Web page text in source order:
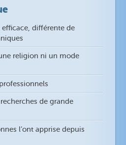
efficace, différente de
religion ni un mode
de grande
l’ont apprise depuis